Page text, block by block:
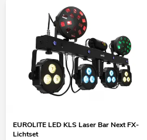
EUROLITE LED KLS Laser Bar Next FX-
Lichtset